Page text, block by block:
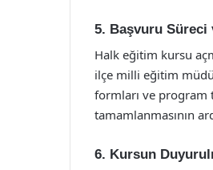
5. Başvuru Süreci
Halk eğitim kursu
ilçe milli eğitim
formları ve program
tamamlanmasının
6. Kursun